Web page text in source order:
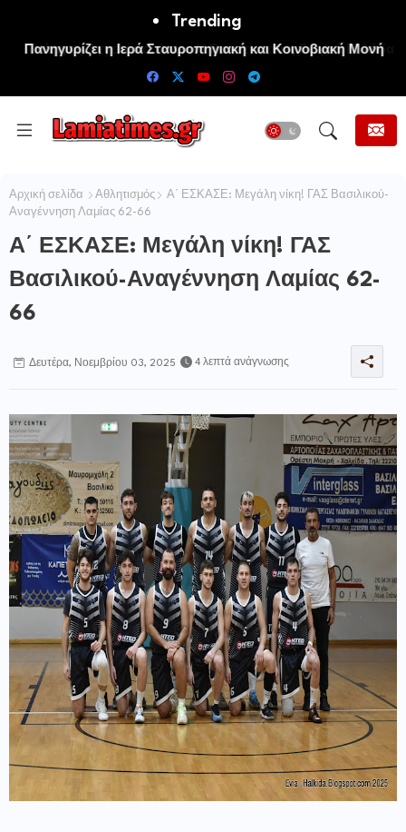
Trending
Πανηγυρίζει η Ιερά Σταυροπηγιακή και Κοινοβιακή Μονή
Μεταμορφώσεως του Σωτήρος Καμενων Βουρλων (Μονή
Αρχική σελίδα Αθλητισμός
Α΄ ΕΣΚΑΣΕ: Μεγάλη νίκη! ΓΑΣ Βασιλικού-
Αναγέννηση Λαμίας 62-66
Α΄ ΕΣΚΑΣΕ: Μεγάλη νίκη! ΓΑΣ
Βασιλικού-Αναγέννηση Λαμίας 62-
66
Δευτέρα, Νοεμβρίου 03, 2025 4 λεπτά ανάγνωσης